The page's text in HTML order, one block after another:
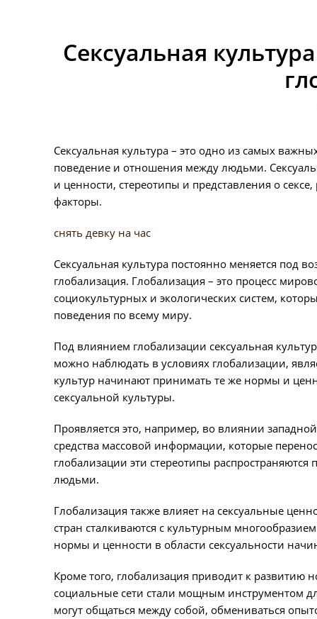
Сексуальная
Сексуальная культура – это одно из самых
поведение и отношения между людьми.
и ценности, стереотипы и представления о
факторы.
снять девку на час
Сексуальная культура постоянно меняется под
глобализация. Глобализация – это процесс
социокультурных и экологических систем,
поведения по всему миру.
Под влиянием глобализации сексуальная
можно наблюдать в условиях глобализации,
культур начинают принимать те же нормы и
сексуальной культуры.
Проявляется это, например, во влиянии
средства массовой информации, которые
глобализации эти стереотипы
людьми.
Глобализация также влияет на сексуальные
стран сталкиваются с культурным
нормы и ценности в области сексуальности
Кроме того, глобализация приводит к развитию
социальные сети стали мощным инструментом
могут общаться между собой, обмениваться